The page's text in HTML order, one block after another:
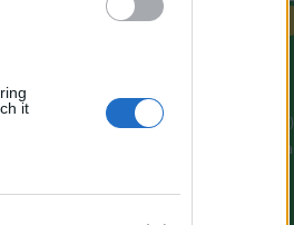
it
aria
Campania (236)
Emilia Romagna